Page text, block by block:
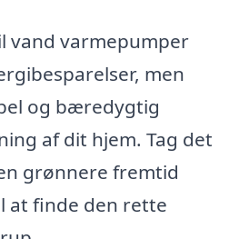
vand varmepumper
men
og bæredygtig
af dit hjem. Tag det
grønnere fremtid
at finde den rette